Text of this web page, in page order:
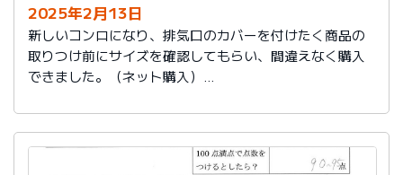
2025年2月13日
新しいコンロになり、排気口のカバーを付けたく商品の
取りつけ前にサイズを確認してもらい、間違えなく購入
できました。（ネット購入）
汚れないようにするテープも貼って下さりお手数をかけ
ました。
８～10年くらいで取り替えみたいですが、24年使用し大